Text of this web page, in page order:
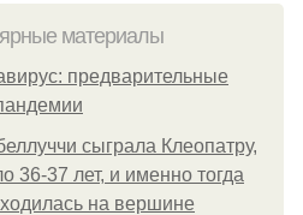
материалы
предварительные
сыграла Клеопатру,
36-37 лет, и именно тогда
на вершине